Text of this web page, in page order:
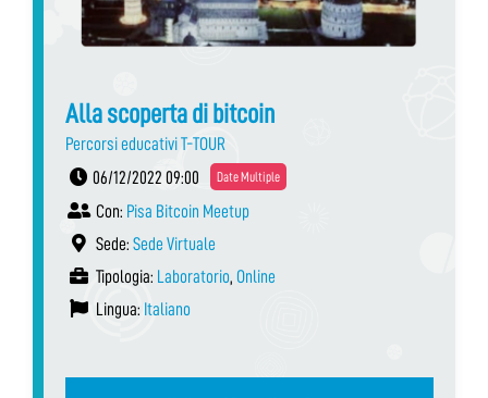
Alla scoperta di bitcoin
Percorsi educativi T-TOUR
06/12/2022 09:00
Date Multiple
Con: Pisa Bitcoin Meetup
Sede: Sede Virtuale
Tipologia: Laboratorio, Online
Lingua: Italiano